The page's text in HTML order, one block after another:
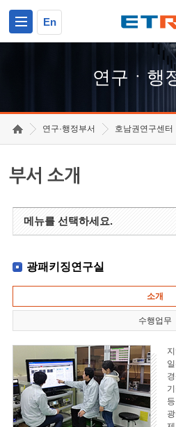
En
연구ㆍ행
연구·행정부서 호남권연구센터
부서 소개
메뉴를 선택하세요.
광패키징연구실
소개
수행업무